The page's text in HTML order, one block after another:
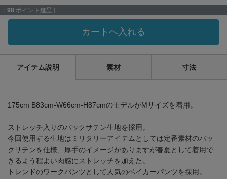
[ 98 ポイント進呈 ]
カートへ入れる
アイテム説明 素材 寸法
175cm B83cm-W66cm-H87cmのモデルがMサイズを着用。
ストレッチ入りのバックサテン生地を採用。
今回使用する生地はミリタリーアイテムとしては定番素材のバッ
クサテンを仕様、厚手のイメージがありますが春夏として着用で
きるよう程よい肉感にストレッチを加えた。
トレンドのワークパンツとして人気のベイカーパンツを採用。